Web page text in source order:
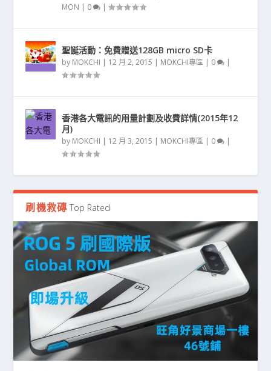
MON | 0 |
聖誕活動：免費贈送128GB micro SD卡
by MOKCHI | 12 月 2, 2015 | MOKCHI專區 | 0 |
香港各大電訊的用量計劃及收費詳情(2015年12
月)
by MOKCHI | 12 月 3, 2015 | MOKCHI專區 | 0 |
刷機救磚 Top Rated